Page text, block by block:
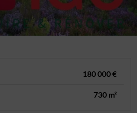
180 000 €
730 m²